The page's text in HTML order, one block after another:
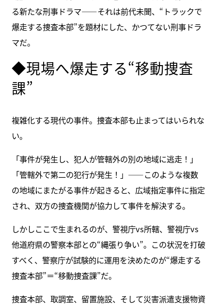
る新たな刑事ドラマ――それは前代未聞、“トラックで
爆走する捜査本部”を題材にした、かつてない刑事ドラ
マだ。
◆現場へ爆走する“移動捜査
課”
複雑化する現代の事件。捜査本部も止まってはいられな
い。
「事件が発生し、犯人が管轄外の別の地域に逃走！」
「管轄外で第二の犯行が発生！」――このような複数
の地域にまたがる事件が起きると、広域指定事件に指定
され、双方の捜査機関が協力して事件を解決する。
しかしここで生まれるのが、警視庁vs所轄、警視庁vs
他道府県の警察本部との“縄張り争い”。この状況を打破
すべく、警察庁が試験的に運用を決めたのが“爆走する
捜査本部”＝“移動捜査課”だ。
捜査本部、取調室、留置施設、そして災害派遣支援物資